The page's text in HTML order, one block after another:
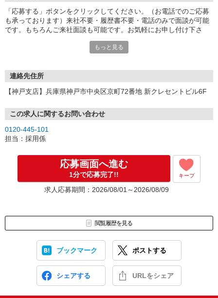
「応募する」ボタンをクリックしてください。（お電話でのご応募
も承っております）来社不要・履歴書不要・電話のみで面談が可能
です。もちろんご来社面談も可能です。お気軽にお申し付け下さ
もっと見る
連絡先住所
【神戸支店】兵庫県神戸市中央区京町72番地 新クレセントビル6F
この求人に関するお問い合わせ
0120-445-101
担当：採用係
応募画面へ進む
1分で応募完了!! キープ
求人応募期間：2026/08/01～2026/08/09
閲覧履歴を見る
ブックマーク ポストする
シェアする URLをシェア